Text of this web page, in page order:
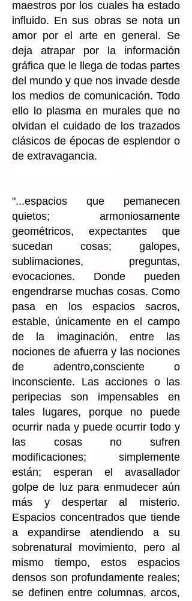
maestros por los cuales ha estado
influido. En sus obras se nota un
amor por el arte en general. Se
deja atrapar por la información
gráfica que le llega de todas partes
del mundo y que nos invade desde
los medios de comunicación. Todo
ello lo plasma en murales que no
olvidan el cuidado de los trazados
clásicos de épocas de esplendor o
de extravagancia.
"...espacios que pemanecen
quietos; armoniosamente
geométricos, expectantes que
sucedan cosas; galopes,
sublimaciones, preguntas,
evocaciones. Donde pueden
engendrarse muchas cosas. Como
pasa en los espacios sacros,
estable, únicamente en el campo
de la imaginación, entre las
nociones de afuerra y las nociones
de adentro,consciente o
inconsciente. Las acciones o las
peripecias son impensables en
tales lugares, porque no puede
ocurrir nada y puede ocurrir todo y
las cosas no sufren
modificaciones; simplemente
están; esperan el avasallador
golpe de luz para enmudecer aún
más y despertar al misterio.
Espacios concentrados que tiende
a expandirse atendiendo a su
sobrenatural movimiento, pero al
mismo tiempo, estos espacios
densos son profundamente reales;
se definen entre columnas, arcos,